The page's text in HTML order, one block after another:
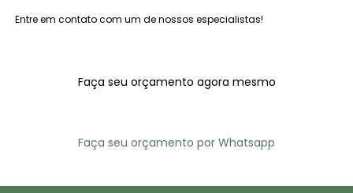
Entre em contato com um de nossos especialistas!
Faça seu orçamento agora mesmo
Faça seu orçamento por Whatsapp